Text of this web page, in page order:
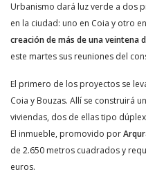
Urbanismo dará luz verde a dos
en la ciudad: uno en Coia y otro
creación de más de una veintena
este martes sus reuniones del
El primero de los proyectos se
Coia y Bouzas. Allí se construirá
viviendas, dos de ellas tipo
El inmueble, promovido por
de 2.650 metros cuadrados y
euros.